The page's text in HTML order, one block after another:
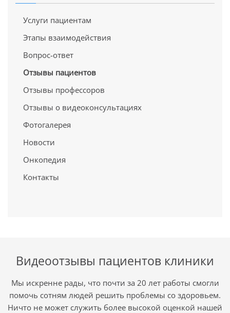
Услуги пациентам
Этапы взаимодействия
Вопрос-ответ
Отзывы пациентов
Отзывы профессоров
Отзывы о видеоконсультациях
Фотогалерея
Новости
Онкопедия
Контакты
Видеоотзывы пациентов клиники
Мы искренне рады, что почти за 20 лет работы смогли
помочь сотням людей решить проблемы со здоровьем.
Ничто не может служить более высокой оценкой нашей